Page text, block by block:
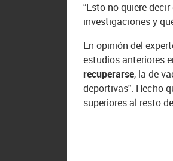
“Esto no quiere
investigaciones y
En opinión del
estudios anteriores
recuperarse, la de
deportivas”. Hecho
superiores al resto